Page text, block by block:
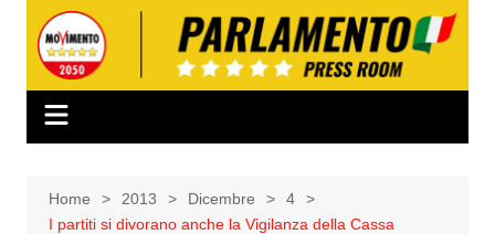
contenuto
Home 2013 Dicembre
4
I partiti si divorano anche la Vigilanza della Cassa